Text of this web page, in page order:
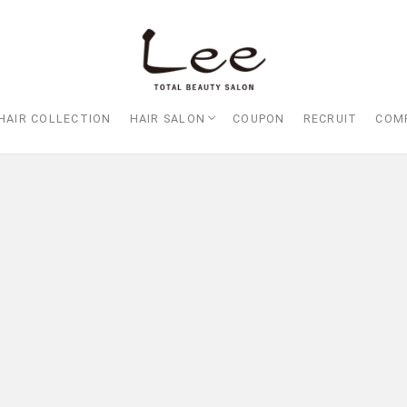
COLLECTION HAIR SALON
Lee大阪店
Lee梅田店
Lee京橋店
Lee堀江店
Lee四ツ橋店
Lee天王寺店
Lee上新庄Vita店
Lee東三国店
Lee布施店
Lee枚方店
HARBOR （ハーバー）
Lee尼崎店
Lee甲子園店
COUPON RECRUIT